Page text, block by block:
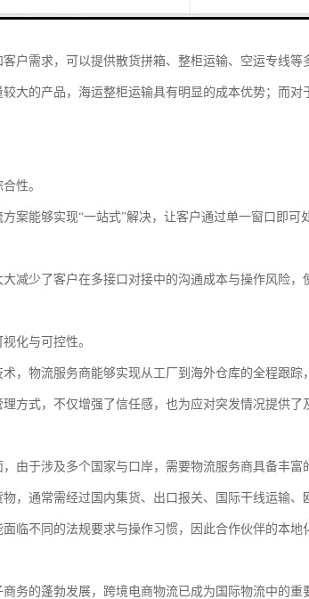
户需求，可以提供散货拼箱、整柜运输、空运专线等
大的产品，海运整柜运输具有明显的成本优势；而
性。
案能够实现“一站式”解决，让客户通过单一窗口即
减少了客户在多接口对接中的沟通成本与操作风险，
化与可控性。
，物流服务商能够实现从工厂到海外仓库的全程跟踪
方式，不仅增强了信任感，也为应对突发情况提供了
由于涉及多个国家与口岸，需要物流服务商具备丰富
，通常需经过国内集货、出口报关、国际干线运输、
临不同的法规要求与操作习惯，因此合作伙伴的本地
务的蓬勃发展，跨境电商物流已成为国际物流中的重